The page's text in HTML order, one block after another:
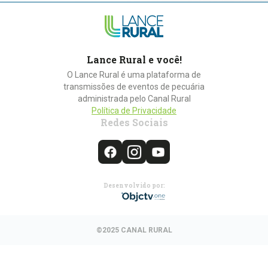
Lance Rural e você!
O Lance Rural é uma plataforma de
transmissões de eventos de pecuária
administrada pelo Canal Rural
Política de Privacidade
Redes Sociais
Desenvolvido por:
©2025 CANAL RURAL